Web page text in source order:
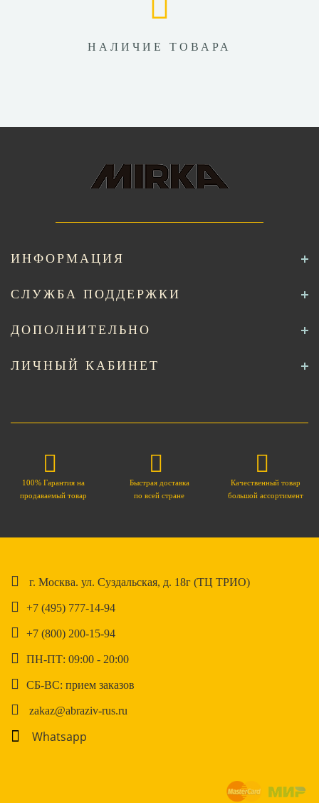
НАЛИЧИЕ ТОВАРА
ИНФОРМАЦИЯ
СЛУЖБА ПОДДЕРЖКИ
ДОПОЛНИТЕЛЬНО
ЛИЧНЫЙ КАБИНЕТ
100% Гарантия на
продаваемый товар
Быстрая доставка
по всей стране
Качественный товар
большой ассортимент
г. Москва. ул. Суздальская, д. 18г (ТЦ ТРИО)
+7 (495) 777-14-94
+7 (800) 200-15-94
ПН-ПТ: 09:00 - 20:00
СБ-ВС: прием заказов
zakaz@abraziv-rus.ru
Whatsapp